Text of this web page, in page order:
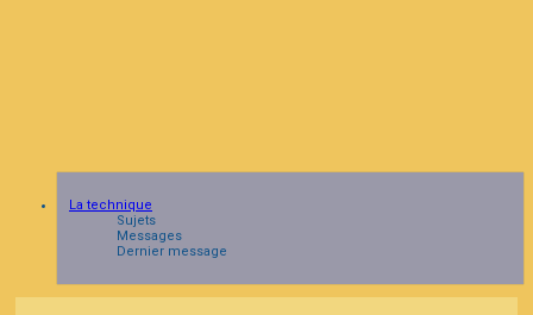
La technique
Sujets
Messages
Dernier message